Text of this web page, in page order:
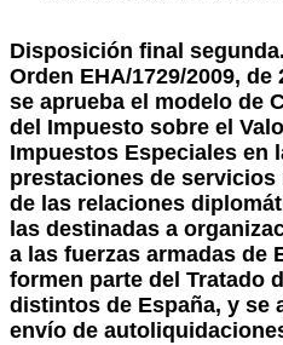
Disposición final
Orden EHA/1729/2009,
se aprueba el modelo de
del Impuesto sobre el
Impuestos Especiales en
prestaciones de servicios
de las relaciones
las destinadas a
a las fuerzas armadas de
formen parte del Tratado
distintos de España, y se
envío de